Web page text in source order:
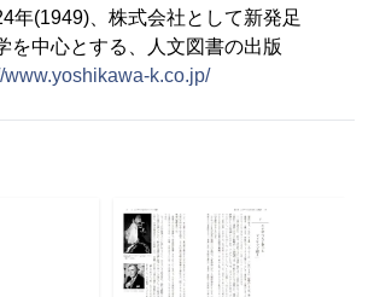
、株式会社として新発足
を中心とする、人文図書の出版
www.yoshikawa-k.co.jp/